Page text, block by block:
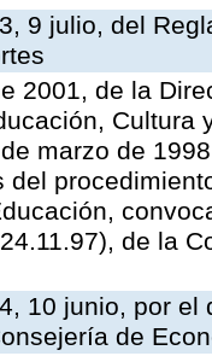
9 julio, del
2001, de la
Cultura
marzo de
del
de la
10 junio, por
de